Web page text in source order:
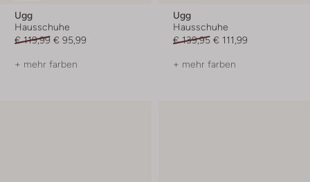
Ugg
Hausschuhe
€ 119,99 € 95,99
+ mehr farben
Ugg
Hausschuhe
€ 139,95 € 111,99
+ mehr farben